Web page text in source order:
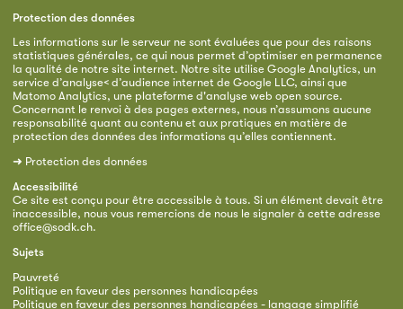
Protection des données
Les informations sur le serveur ne sont évaluées que pour des raisons
statistiques générales, ce qui nous permet d’optimiser en permanence
la qualité de notre site internet. Notre site utilise Google Analytics, un
service d’analyse< d’audience internet de Google LLC, ainsi que
Matomo Analytics, une plateforme d'analyse web open source.
Concernant le renvoi à des pages externes, nous n’assumons aucune
responsabilité quant au contenu et aux pratiques en matière de
protection des données des informations qu’elles contiennent.
➜ Protection des données
Accessibilité
Ce site est conçu pour être accessible à tous. Si un élément devait être
inaccessible, nous vous remercions de nous le signaler à cette adresse
office@sodk.ch.
Sujets
Pauvreté
Politique en faveur des personnes handicapées
Politique en faveur des personnes handicapées - langage simplifié